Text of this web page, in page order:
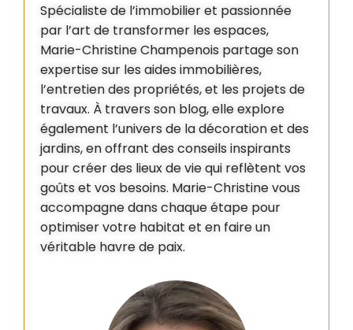
Spécialiste de l’immobilier et passionnée
par l’art de transformer les espaces,
Marie-Christine Champenois partage son
expertise sur les aides immobilières,
l’entretien des propriétés, et les projets de
travaux. À travers son blog, elle explore
également l’univers de la décoration et des
jardins, en offrant des conseils inspirants
pour créer des lieux de vie qui reflètent vos
goûts et vos besoins. Marie-Christine vous
accompagne dans chaque étape pour
optimiser votre habitat et en faire un
véritable havre de paix.